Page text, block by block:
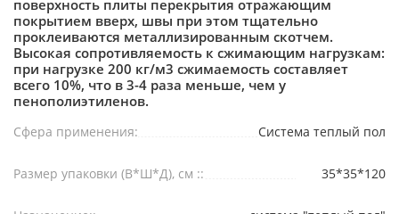
поверхность плиты перекрытия отражающим
покрытием вверх, швы при этом тщательно
проклеиваются металлизированным скотчем.
Высокая сопротивляемость к сжимающим нагрузкам:
при нагрузке 200 кг/м3 сжимаемость составляет
всего 10%, что в 3-4 раза меньше, чем у
пенополиэтиленов.
Сфера применения: Система теплый пол
Размер упаковки (В*Ш*Д), см :: 35*35*120